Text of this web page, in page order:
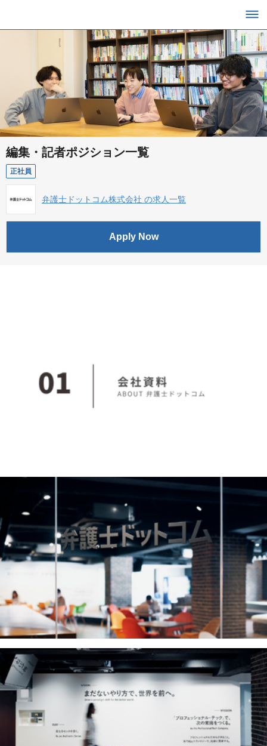
編集・記者ポジション一覧
正社員
弁護士ドットコム株式会社 の求人一覧
Apply Now